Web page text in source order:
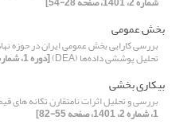
بخش عمومی
بررسی کارایی بخش عمومی ایران در حوزه
تحلیل پوششی داده‌ها (DEA) [دوره 1، شماره 4، 1401، صفحه 139-159]
بیکاری بخشی
بررسی و تحلیل اثرات نامتقارن تکانه های
1، شماره 2، 1401، صفحه 55-82]